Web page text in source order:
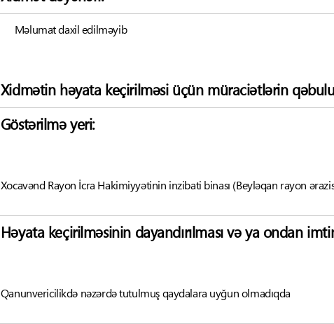
Məlumat daxil edilməyib
Xidmətin həyata keçirilməsi üçün müraciətlərin
Göstərilmə yeri:
Xocavənd Rayon İcra Hakimiyyətinin inzibati binası (Beyləqan rayon
Həyata keçirilməsinin dayandırılması və ya ondan
Qanunvericilikdə nəzərdə tutulmuş qaydalara uyğun olmadıqda